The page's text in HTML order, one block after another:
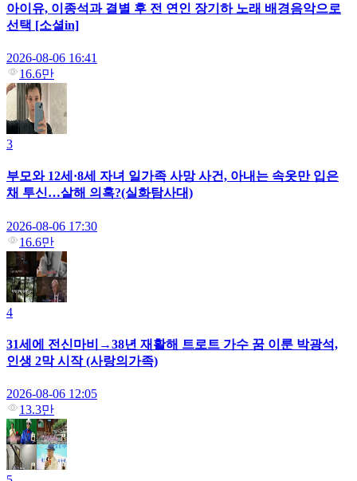
아이유, 이종석과 결별 후 전 연인 장기하 노래 배경음악으로
선택 [소셜in]
2026-08-06 16:41
16.6만
3
부모와 12세·8세 자녀 일가족 사망 사건, 아내는 속옷만 입은
채 투신…살해 의혹?(실화탐사대)
2026-08-06 17:30
16.6만
4
31세에 전신마비→38년 재활해 트로트 가수 꿈 이룬 박광석,
인생 2막 시작 (사랑의가족)
2026-08-06 12:05
13.3만